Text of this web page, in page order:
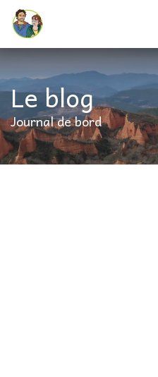
Se rendre au contenu
Le blog
Journal de bord